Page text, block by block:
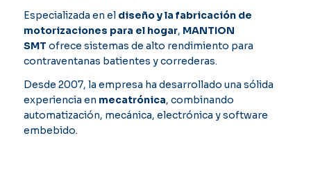
Especializada en el diseño y la fabricación de
motorizaciones para el hogar, MANTION
SMT ofrece sistemas de alto rendimiento para
contraventanas batientes y correderas.
Desde 2007, la empresa ha desarrollado una sólida
experiencia en mecatrónica, combinando
automatización, mecánica, electrónica y software
embebido.